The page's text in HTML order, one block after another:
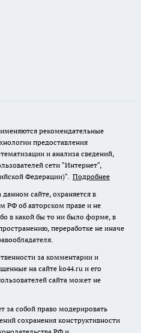
рекомендательные
предоставления
и анализа сведений,
сети "Интернет",
Федерации)". Подробнее
сайте, охраняется в
РФ об авторском праве и не
в какой бы то ни было форме, в
переработке не иначе
за комментарии и
на сайте ko44.ru и его
сайта может не
за собой право модерировать
сохранения конструктивности